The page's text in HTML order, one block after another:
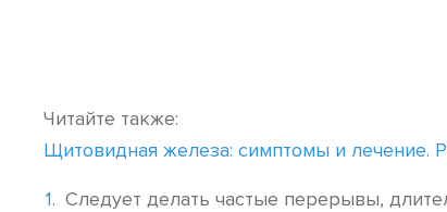
Читайте также:
Щитовидная железа: симптомы и лечение.
Следует делать частые перерывы,